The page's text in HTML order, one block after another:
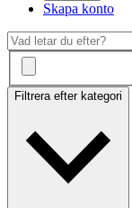
Skapa konto
Filtrera efter kategori